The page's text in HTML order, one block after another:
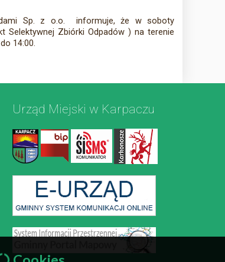
Sp. z o.o. informuje, że w soboty
Selektywnej Zbiórki Odpadów ) na terenie
14:00.
Urząd Miejski w Karpaczu